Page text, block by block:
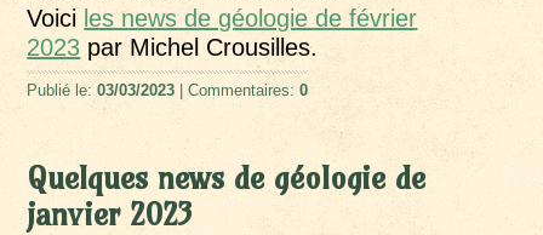
Voici les news de géologie de février
2023 par Michel Crousilles.
Publié le:03/03/2023 | Commentaires:0
Quelques news de géologie de
janvier 2023